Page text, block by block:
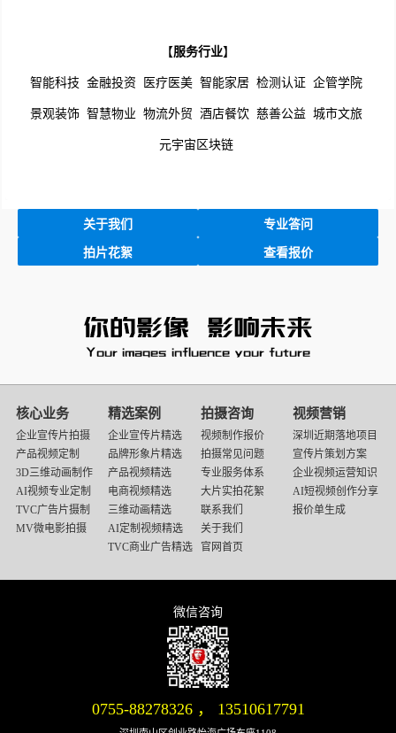
【服务行业】
智能科技 金融投资 医疗医美 智能家居 检测认证 企管学院
景观装饰 智慧物业 物流外贸 酒店餐饮 慈善公益 城市文旅
元宇宙区块链
关于我们 专业答问
拍片花絮 查看报价
核心业务
企业宣传片拍摄
产品视频定制
3D三维动画制作
AI视频专业定制
TVC广告片摄制
MV微电影拍摄
精选案例
企业宣传片精选
品牌形象片精选
产品视频精选
电商视频精选
三维动画精选
AI定制视频精选
TVC商业广告精选
拍摄咨询
视频制作报价
拍摄常见问题
专业服务体系
大片实拍花絮
联系我们
关于我们
官网首页
视频营销
深圳近期落地项目
宣传片策划方案
企业视频运营知识
AI短视频创作分享
报价单生成
微信咨询
0755-88278326， 13510617791